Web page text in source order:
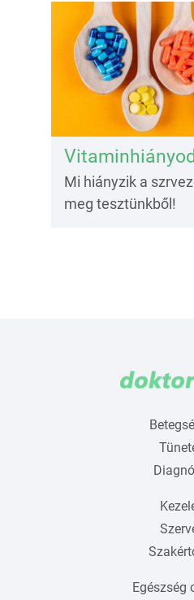
Mi hiányzik a
meg tesztünkből!
Egészség